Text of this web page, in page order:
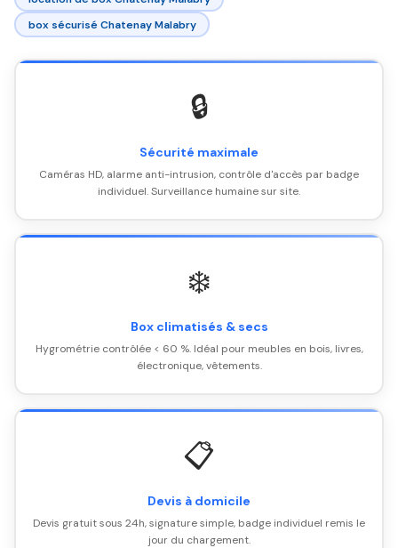
box sécurisé Chatenay Malabry
🔒
Sécurité maximale
Caméras HD, alarme anti-intrusion, contrôle d'accès par badge
individuel. Surveillance humaine sur site.
❄️
Box climatisés & secs
Hygrométrie contrôlée < 60 %. Idéal pour meubles en bois, livres,
électronique, vêtements.
📋
Devis à domicile
Devis gratuit sous 24h, signature simple, badge individuel remis le
jour du chargement.